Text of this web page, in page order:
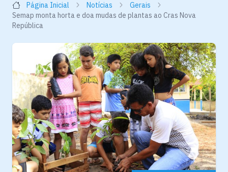
Página Inicial Notícias
Gerais
Semap monta horta e doa mudas de plantas ao Cras Nova
República